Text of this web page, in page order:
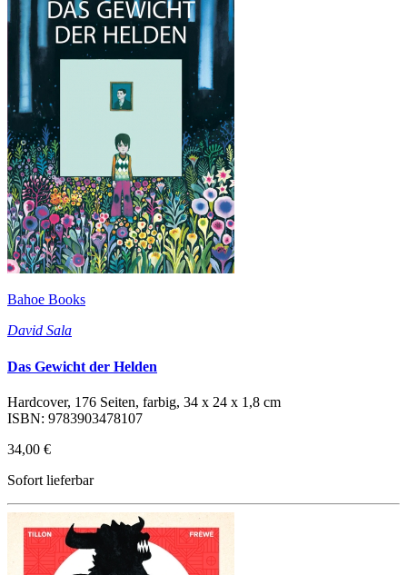
Bahoe Books
David Sala
Das Gewicht der Helden
Hardcover, 176 Seiten, farbig, 34 x 24 x 1,8 cm
ISBN: 9783903478107
34,00 €
Sofort lieferbar